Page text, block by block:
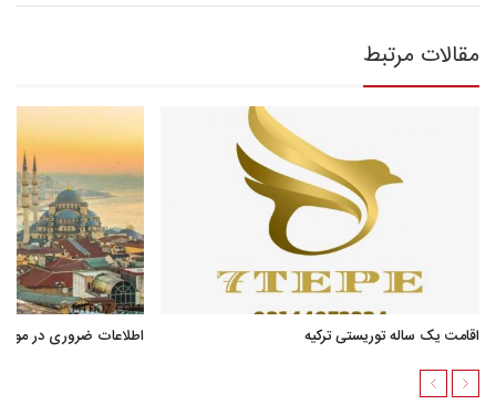
مقالات مرتبط
اقامت یک ساله توریستی ترکیه اطلاعات ضروری در